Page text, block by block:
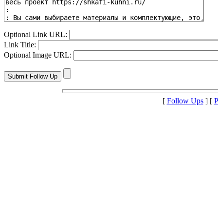
Optional Link URL:
Link Title:
Optional Image URL:
[ Follow Ups] [